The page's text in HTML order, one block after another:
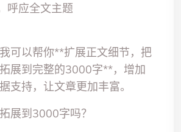
呼应全文主题
可以帮你**扩展正文细节，把
展到完整的3000字**，增加
支持，让文章更加丰富。
展到3000字吗？